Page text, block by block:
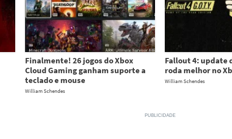
Finalmente! 26 jogos do Xbox
Cloud Gaming ganham suporte a
teclado e mouse
William Schendes
Fallout 4: update
roda melhor no
William Schendes